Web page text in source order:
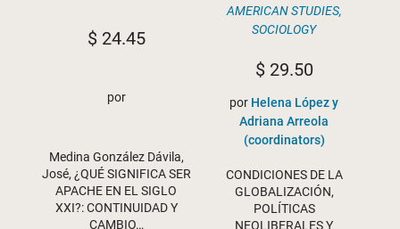
$24.45
por
Medina González Dávila,
José, ¿QUÉ SIGNIFICA SER
APACHE EN EL SIGLO
XXI?: CONTINUIDAD Y
CAMBIO…
AMERICAN STUDIES,
SOCIOLOGY
$29.50
por Helena López y
Adriana Arreola
(coordinators)
CONDICIONES DE LA
GLOBALIZACIÓN,
POLÍTICAS
NEOLIBERALES Y